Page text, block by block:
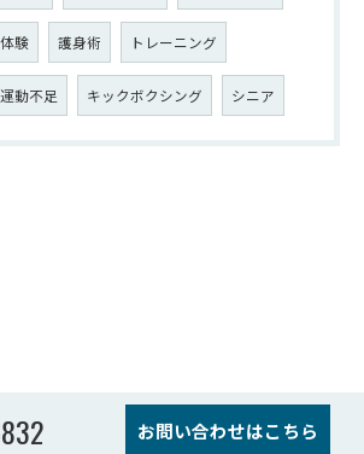
体験 護身術 トレーニング
運動不足 キックボクシング シニア
お問い合わせはこちら